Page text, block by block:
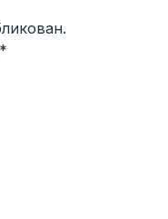
*